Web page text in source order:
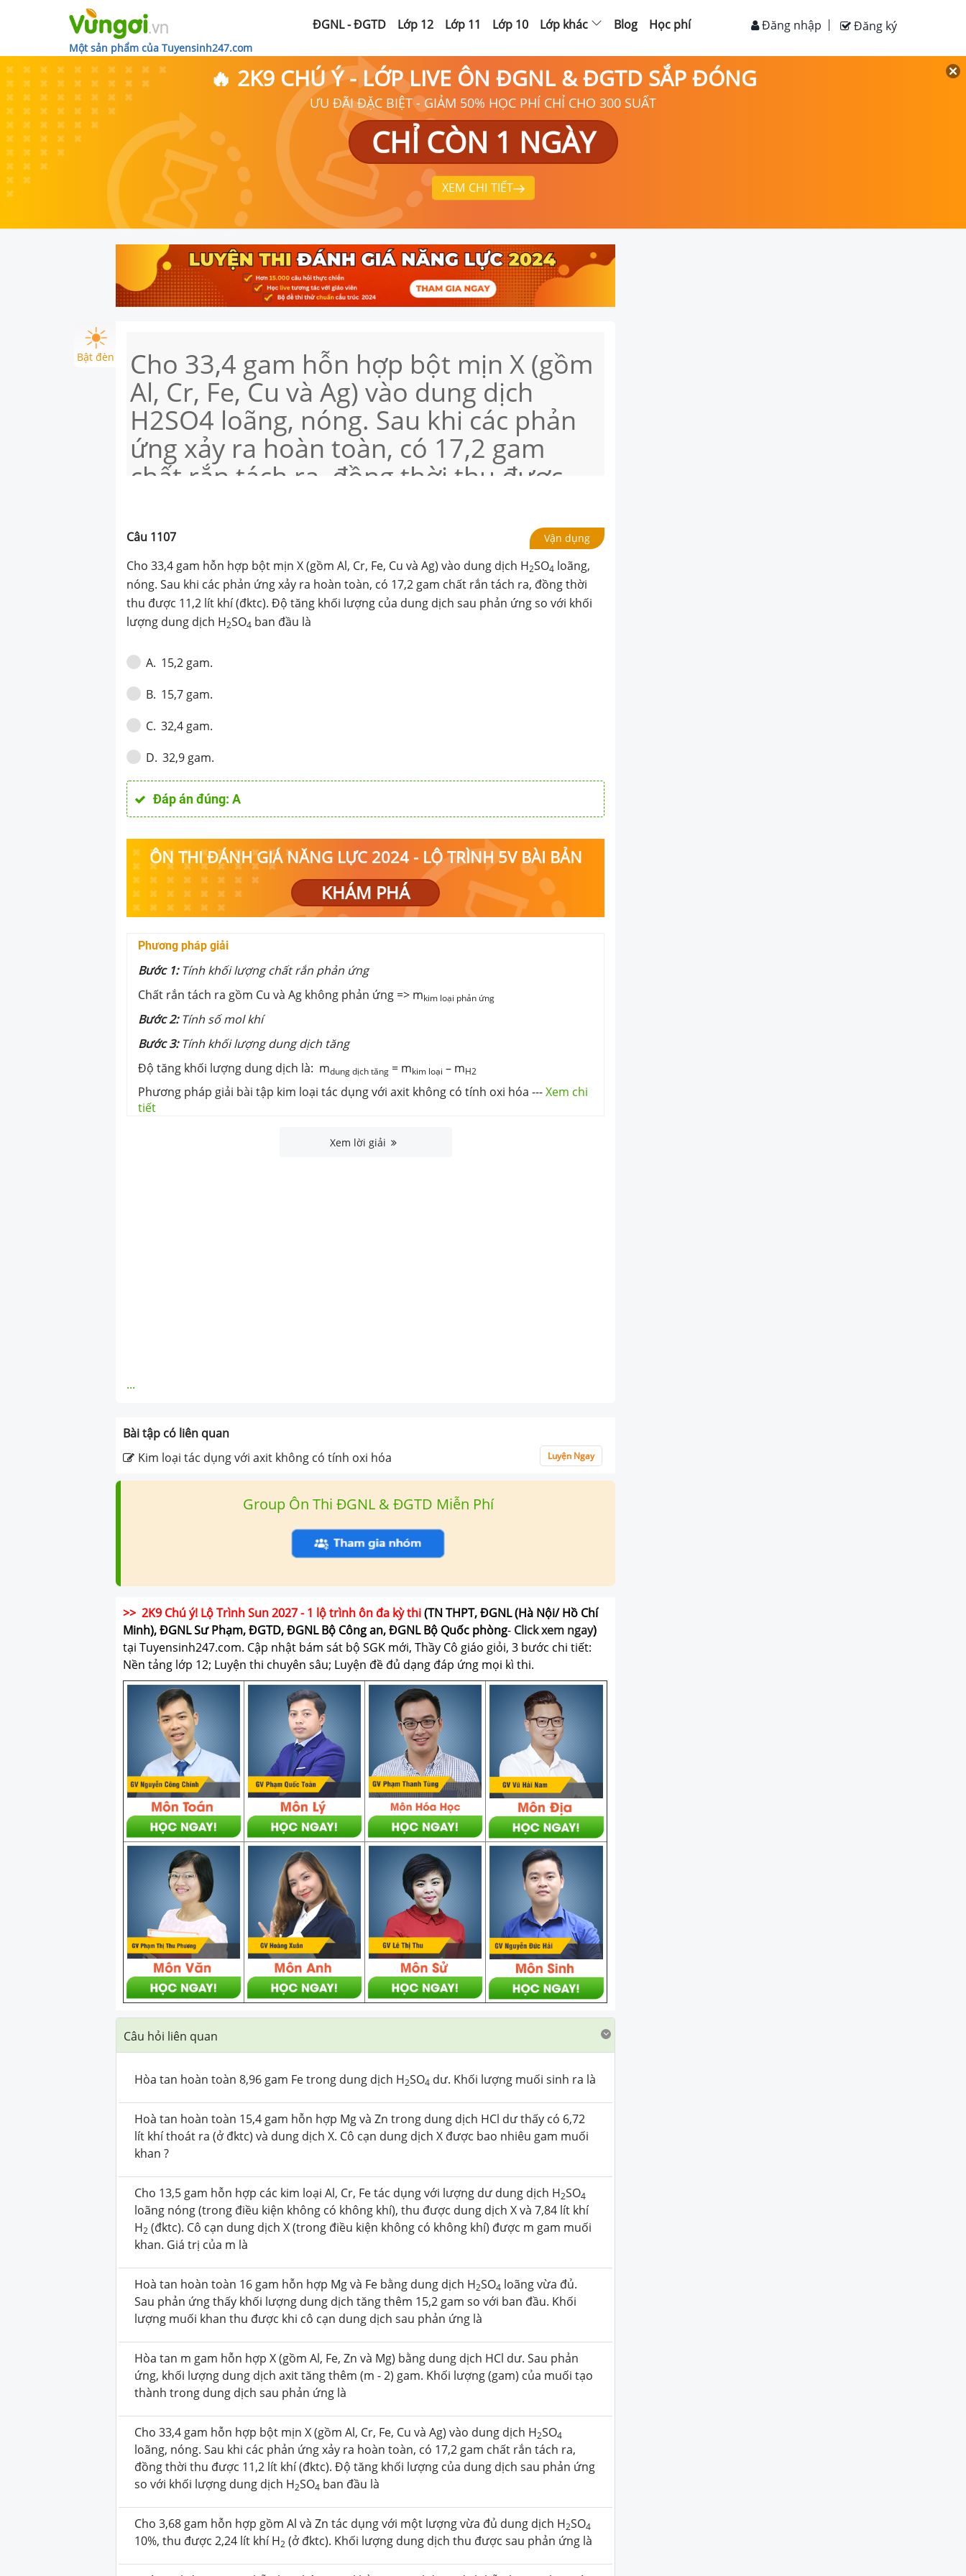
Một sản phẩm của Tuyensinh247.com
ĐGNL - ĐGTD Lớp 12 Lớp 11 Lớp 10 Lớp khác Blog Học phí Đăng ký
Đăng nhập
🔥 2K9 CHÚ Ý - LỚP LIVE ÔN ĐGNL & ĐGTD SẮP ĐÓNG
ƯU ĐÃI ĐẶC BIỆT - GIẢM 50% HỌC PHÍ CHỈ CHO 300 SUẤT
CHỈ CÒN 1 NGÀY
XEM CHI TIẾT
Bật đèn Cho 33,4 gam hỗn hợp bột mịn X (gồm
Al, Cr, Fe, Cu và Ag) vào dung dịch
H2SO4 loãng, nóng. Sau khi các phản
ứng xảy ra hoàn toàn, có 17,2 gam
chất rắn tách ra, đồng thời thu được
của dung dịch sau phản ứng so với
khối lượng dung dịch H2SO4 ban đầu
là
Câu 1107 Vận dụng
Cho 33,4 gam hỗn hợp bột mịn X (gồm Al, Cr, Fe, Cu và Ag) vào dung dịch H2SO4 loãng,
nóng. Sau khi các phản ứng xảy ra hoàn toàn, có 17,2 gam chất rắn tách ra, đồng thời
thu được 11,2 lít khí (đktc). Độ tăng khối lượng của dung dịch sau phản ứng so với khối
lượng dung dịch H2SO4 ban đầu là
A. 15,2 gam.
B. 15,7 gam.
C. 32,4 gam.
D. 32,9 gam.
Đáp án đúng:A
ÔN THI ĐÁNH GIÁ NĂNG LỰC 2024 - LỘ TRÌNH 5V BÀI BẢN
KHÁM PHÁ
Phương pháp giải
Bước 1:Tính khối lượng chất rắn phản ứng
Chất rắn tách ra gồm Cu và Ag không phản ứng => mkim loại phản ứng
Bước 2:Tính số mol khí
Bước 3:Tính khối lượng dung dịch tăng
Độ tăng khối lượng dung dịch là: mdung dịch tăng = mkim loại – mH2
Phương pháp giải bài tập kim loại tác dụng với axit không có tính oxi hóa ---Xem chi
tiết
Xem lời giải
...
Bài tập có liên quan
Kim loại tác dụng với axit không có tính oxi hóa
Luyện Ngay
Group Ôn Thi ĐGNL & ĐGTD Miễn Phí
>> 2K9 Chú ý! Lộ Trình Sun 2027 - 1 lộ trình ôn đa kỳ thi(TN THPT, ĐGNL (Hà Nội/ Hồ Chí
Minh), ĐGNL Sư Phạm, ĐGTD, ĐGNL Bộ Công an, ĐGNL Bộ Quốc phòng- Click xem ngay)
tại Tuyensinh247.com. Cập nhật bám sát bộ SGK mới, Thầy Cô giáo giỏi, 3 bước chi tiết:
Nền tảng lớp 12; Luyện thi chuyên sâu; Luyện đề đủ dạng đáp ứng mọi kì thi.
Câu hỏi liên quan
Hòa tan hoàn toàn 8,96 gam Fe trong dung dịch H2SO4 dư. Khối lượng muối sinh ra là
Hoà tan hoàn toàn 15,4 gam hỗn hợp Mg và Zn trong dung dịch HCl dư thấy có 6,72
lít khí thoát ra (ở đktc) và dung dịch X. Cô cạn dung dịch X được bao nhiêu gam muối
khan ?
Cho 13,5 gam hỗn hợp các kim loại Al, Cr, Fe tác dụng với lượng dư dung dịch H2SO4
loãng nóng (trong điều kiện không có không khí), thu được dung dịch X và 7,84 lít khí
H2 (đktc). Cô cạn dung dịch X (trong điều kiện không có không khí) được m gam muối
khan. Giá trị của m là
Hoà tan hoàn toàn 16 gam hỗn hợp Mg và Fe bằng dung dịch H2SO4 loãng vừa đủ.
Sau phản ứng thấy khối lượng dung dịch tăng thêm 15,2 gam so với ban đầu. Khối
lượng muối khan thu được khi cô cạn dung dịch sau phản ứng là
Hòa tan m gam hỗn hợp X (gồm Al, Fe, Zn và Mg) bằng dung dịch HCl dư. Sau phản
ứng, khối lượng dung dịch axit tăng thêm (m - 2) gam. Khối lượng (gam) của muối tạo
thành trong dung dịch sau phản ứng là
Cho 33,4 gam hỗn hợp bột mịn X (gồm Al, Cr, Fe, Cu và Ag) vào dung dịch H2SO4
loãng, nóng. Sau khi các phản ứng xảy ra hoàn toàn, có 17,2 gam chất rắn tách ra,
đồng thời thu được 11,2 lít khí (đktc). Độ tăng khối lượng của dung dịch sau phản ứng
so với khối lượng dung dịch H2SO4 ban đầu là
Cho 3,68 gam hỗn hợp gồm Al và Zn tác dụng với một lượng vừa đủ dung dịch H2SO4
10%, thu được 2,24 lít khí H2 (ở đktc). Khối lượng dung dịch thu được sau phản ứng là